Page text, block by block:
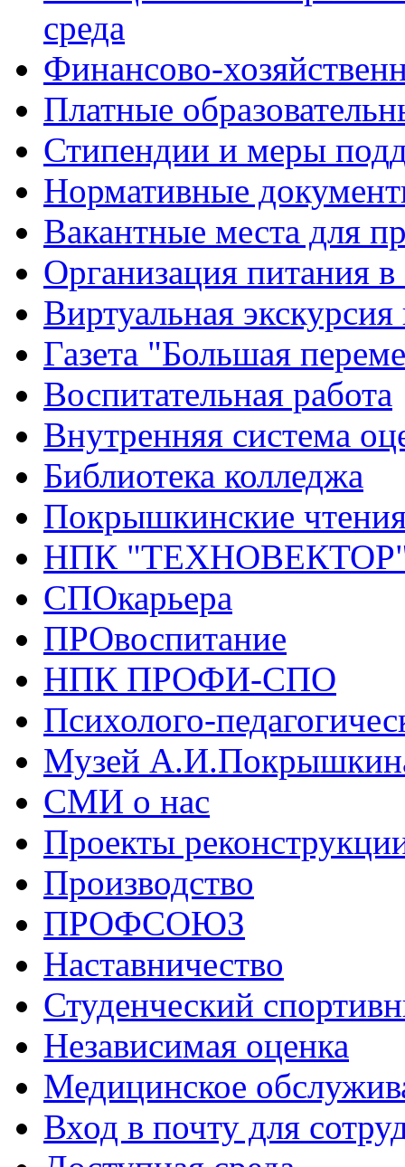
среда
Финансово-
Платные
Стипендии и меры
Нормативные
Вакантные места для
Организация питания в
Виртуальная
Газета "Большая
Воспитательная работа
Внутренняя система
Библиотека колледжа
Покрышкинские
НПК
СПОкарьера
ПРОвоспитание
НПК ПРОФИ-СПО
Психолого-
Музей
СМИ о нас
Проекты
Производство
ПРОФСОЮЗ
Наставничество
Студенческий
Независимая оценка
Медицинское
Вход в почту для